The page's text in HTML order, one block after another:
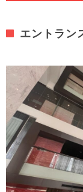
エントラン